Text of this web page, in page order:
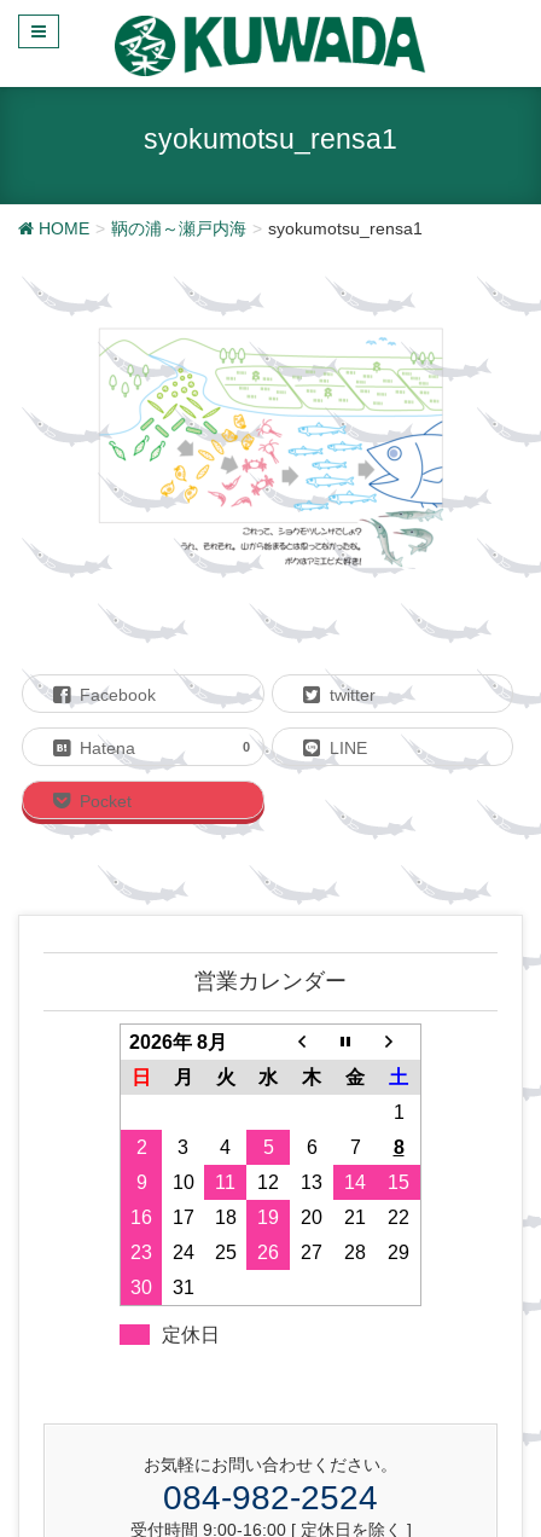
syokumotsu_rensa1
HOME 鞆の浦～瀬戸内海 syokumotsu_rensa1
Facebook twitter
Hatena 0 LINE
Pocket
営業カレンダー
2026年 8月
日
月 火 水 木 金
土
1
2
3 4 5 6 7
8
9
10 11 12 13 14
15
16
17 18 19 20 21
22
23
24 25 26 27 28
29
30
31
定休日
お気軽にお問い合わせください。
084-982-2524
受付時間 9:00-16:00 [ 定休日を除く ]